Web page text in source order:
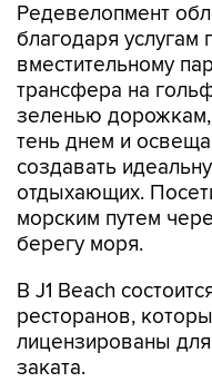
Редевелопмент
благодаря
вместительному
трансфера на
зеленью
тень днем и
создавать
отдыхающих.
морским путем
берегу моря.
В J1 Beach
ресторанов,
лицензированы
заката.